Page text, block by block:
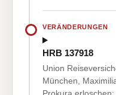
VERÄNDERUNGEN
HRB 137918
Union
München,
Prokura